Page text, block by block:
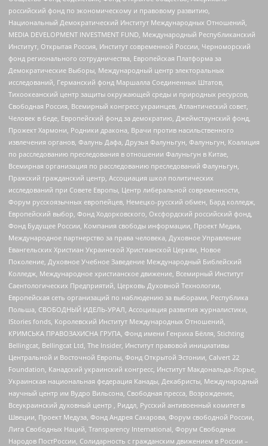
российский фонд по экономическому и правовому развитию,
Национальный Демократический Институт Международных Отношений,
MEDIA DEVELOPMENT INVESTMENT FUND, Международный Республиканский
Институт, Открытая Россия, Институт современной России, Черноморский
фонд регионального сотрудничества, Европейская Платформа за
Демократические Выборы, Международный центр электоральных
исследований, Германский фонд Маршалла Соединенных Штатов,
Тихоокеанский центр защиты окружающей среды и природных ресурсов,
Свободная Россия, Всемирный конгресс украинцев, Атлантический совет,
Человек в беде, Европейский фонд за демократию, Джеймстаунский фонд,
Прожект Хармони, Родники дракона, Врачи против насильственного
извлечения органов, Фалунь Дафа, Друзья Фалуньгун, Фалуньгун, Коалиция
по расследованию преследования в отношении Фалуньгун в Китае,
Всемирная организация по расследованию преследований Фалуньгун,
Пражский гражданский центр, Ассоциация школ политических
исследований при Совете Европы, Центр либеральной современности,
Форум русскоязычных европейцев, Немецко-русский обмен, Бард колледж,
Европейский выбор, Фонд Ходорковского, Оксфордский российский фонд,
Фонд Будущее России, Компания свободы информации, Проект Медиа,
Международное партнерство за права человека, Духовное Управление
Евангельских Христиан Украинской Христианской Церкви, Новое
Поколение, Духовное Учебное Заведение Международный Библейский
Колледж, Международное христианское движение, Всемирный Институт
Саентологических Предприятий, Церковь Духовной Технологии,
Европейская сеть организаций по наблюдению за выборами, Республика
Польша, СВОБОДНЫЙ ИДЕЛЬ-УРАЛ, Ассоциация развития журналистики,
IStories fonds, Королевский Институт Международных Отношений,
КРИМСЬКА ПРАВОЗАХИСНА ГРУПА, Фонд имени Генриха Бёлля, Stichting
Bellingcat, Bellingcat Ltd, The Insider, Институт правовой инициативы
Центральной и Восточной Европы, Фонд Открытой Эстонии, Calvert 22
Foundation, Канадский украинский конгресс, Институт Макдональда-Лорье,
Украинская национальная федерация Канады, Декабристы, Международный
научный центр им Вудро Вильсона, Свободная пресса, Возрождение,
Всеукраинский духовный центр , Риддл, Русский антивоенный комитет в
Швеции, Проект Медуза, Фонд Андрея Сахарова, Форум свободной России,
Лига Свободных Наций, Transparеncy International, Форум Свободных
Народов ПостРоссии, Солидарность с гражданским движением в России –